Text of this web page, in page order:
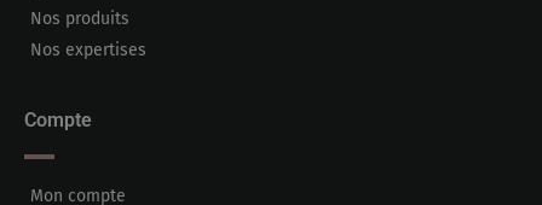
Nos produits
Nos expertises
Compte
Mon compte